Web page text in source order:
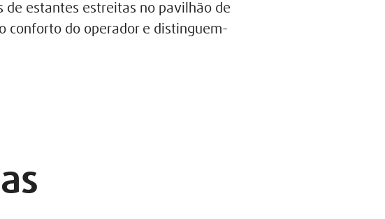
estantes estreitas no pavilhão de
conforto do operador e distinguem-